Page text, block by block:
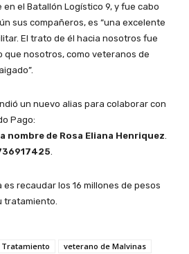
el Batallón Logístico 9, y fue cabo
sus compañeros, es “una excelente
El trato de él hacia nosotros fue
que nosotros, como veteranos de
un nuevo alias para colaborar con
Pago:
nombre de Rosa Eliana Henriquez
recaudar los 16 millones de pesos
tratamiento.
Tratamiento veterano de Malvinas